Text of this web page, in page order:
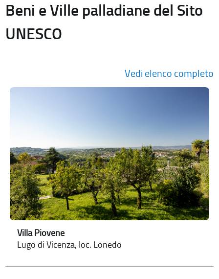
Beni e Ville palladiane del Sito
UNESCO
Vedi elenco completo
Villa Piovene
Lugo di Vicenza, loc. Lonedo